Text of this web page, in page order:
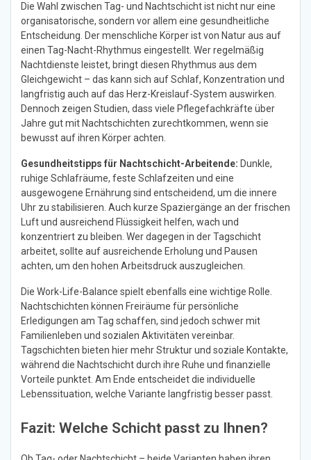
Die Wahl zwischen Tag- und Nachtschicht ist nicht nur eine
organisatorische, sondern vor allem eine gesundheitliche
Entscheidung. Der menschliche Körper ist von Natur aus auf
einen Tag-Nacht-Rhythmus eingestellt. Wer regelmäßig
Nachtdienste leistet, bringt diesen Rhythmus aus dem
Gleichgewicht – das kann sich auf Schlaf, Konzentration und
langfristig auch auf das Herz-Kreislauf-System auswirken.
Dennoch zeigen Studien, dass viele Pflegefachkräfte über
Jahre gut mit Nachtschichten zurechtkommen, wenn sie
bewusst auf ihren Körper achten.
Gesundheitstipps für Nachtschicht-Arbeitende: Dunkle,
ruhige Schlafräume, feste Schlafzeiten und eine
ausgewogene Ernährung sind entscheidend, um die innere
Uhr zu stabilisieren. Auch kurze Spaziergänge an der frischen
Luft und ausreichend Flüssigkeit helfen, wach und
konzentriert zu bleiben. Wer dagegen in der Tagschicht
arbeitet, sollte auf ausreichende Erholung und Pausen
achten, um den hohen Arbeitsdruck auszugleichen.
Die Work-Life-Balance spielt ebenfalls eine wichtige Rolle.
Nachtschichten können Freiräume für persönliche
Erledigungen am Tag schaffen, sind jedoch schwer mit
Familienleben und sozialen Aktivitäten vereinbar.
Tagschichten bieten hier mehr Struktur und soziale Kontakte,
während die Nachtschicht durch ihre Ruhe und finanzielle
Vorteile punktet. Am Ende entscheidet die individuelle
Lebenssituation, welche Variante langfristig besser passt.
Fazit: Welche Schicht passt zu Ihnen?